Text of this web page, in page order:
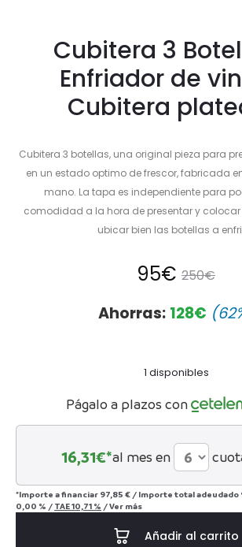
Cubitera 3
Enfriador de
Cubitera
Cubitera 3 botellas, una original pieza para
en un estado optimo de frescor, fabricada
mano. La tapa es independiente para
comodidad a la hora de presentar y colocar
ubicar bien las botellas a
250€
El
precio
era:
250€.
95€
precio
95€.
Ahorras: 128€
1 disponibles
Págalo a plazos con
16,31€*al mes en
*Importe a financiar 97,85 € / Importe total adeudado
0,00 % / TAE10,71 % /Ver más
Añadir al carrito